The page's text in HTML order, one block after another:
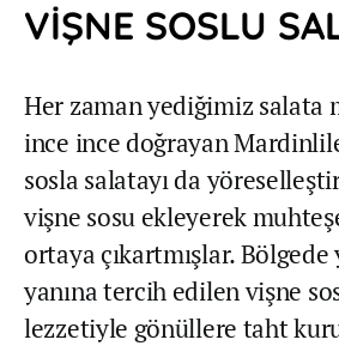
VİŞNE SOSLU
Her zaman yediğimiz salata
ince ince doğrayan
sosla salatayı da
vişne sosu ekleyerek
ortaya çıkartmışlar.
yanına tercih edilen vişne
lezzetiyle gönüllere taht